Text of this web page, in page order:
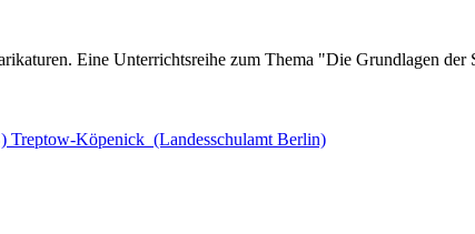
Eine Unterrichtsreihe zum Thema "Die Grundlagen der
Treptow-Köpenick (Landesschulamt Berlin)